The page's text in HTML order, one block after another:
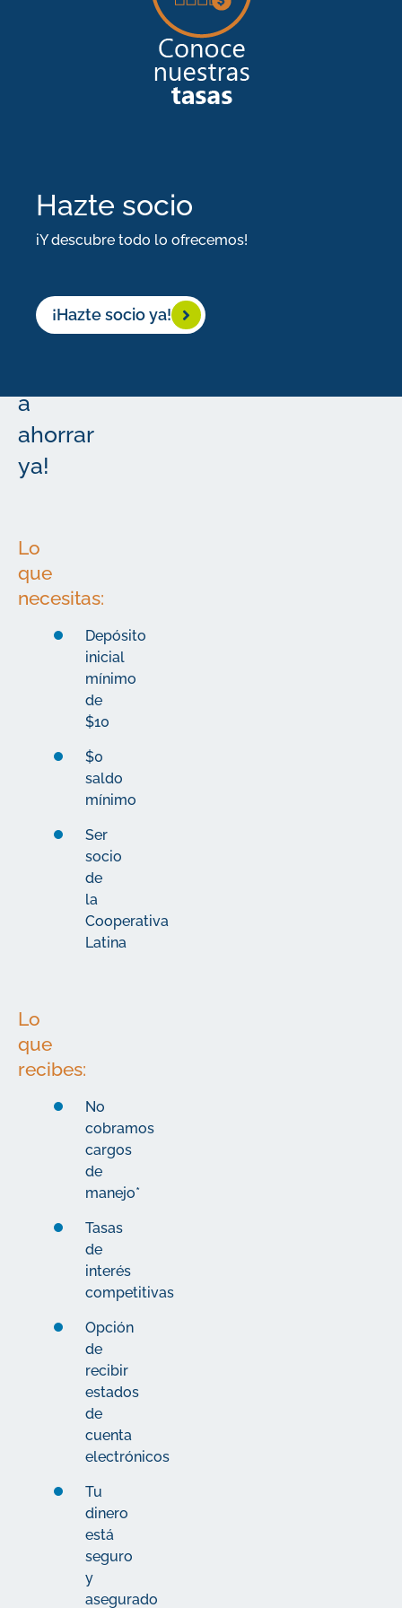
que
te
por
sorpresa,
a
ahorrar
ya!
Lo
que
necesitas:
Depósito
inicial
mínimo
de
$10
$0
saldo
mínimo
Ser
socio
de
la
Cooperativa
Latina
Lo
que
recibes:
No
cobramos
cargos
de
manejo*
Tasas
de
interés
competitivas
Opción
de
recibir
estados
de
cuenta
electrónicos
Tu
dinero
está
seguro
y
asegurado
Hazte socio
iY descubre todo lo ofrecemos!
¡Hazte socio ya!